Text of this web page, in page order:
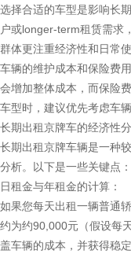
选择合适的车型是影响长
户或longer-term租赁需求
群体更注重经济性和日常
车辆的维护成本和保险费
会增加整体成本，而保险
车型时，建议优先考虑车
长期出租京牌车的经济性
长期出租京牌车辆是一种
分析。以下是一些关键点：
日租金与年租金的计算：
如果您每天出租一辆普通
约为约90,000元（假设每
盖车辆的成本，并获得稳定